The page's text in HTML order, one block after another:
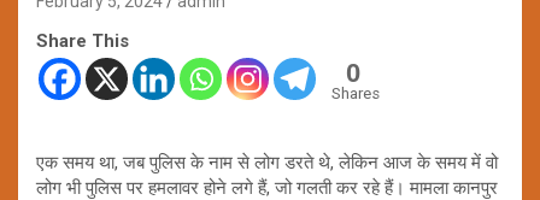
Share This
0
Shares
एक समय था, जब पुलिस के नाम से लोग डरते थे, लेकिन आज के समय में वो
लोग भी पुलिस पर हमलावर होने लगे हैं, जो गलती कर रहे हैं। मामला कानपुर